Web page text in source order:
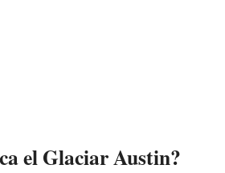
el Glaciar Austin?